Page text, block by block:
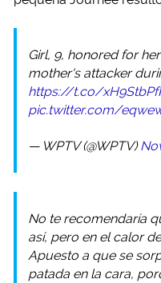
Girl, 9, honored for
mother's attacker
https://t.co/
pic.twitter.com/
— WPTV (@WPTV)
No te recomendaría
así, pero en el calor
Apuesto a que se
patada en la cara,